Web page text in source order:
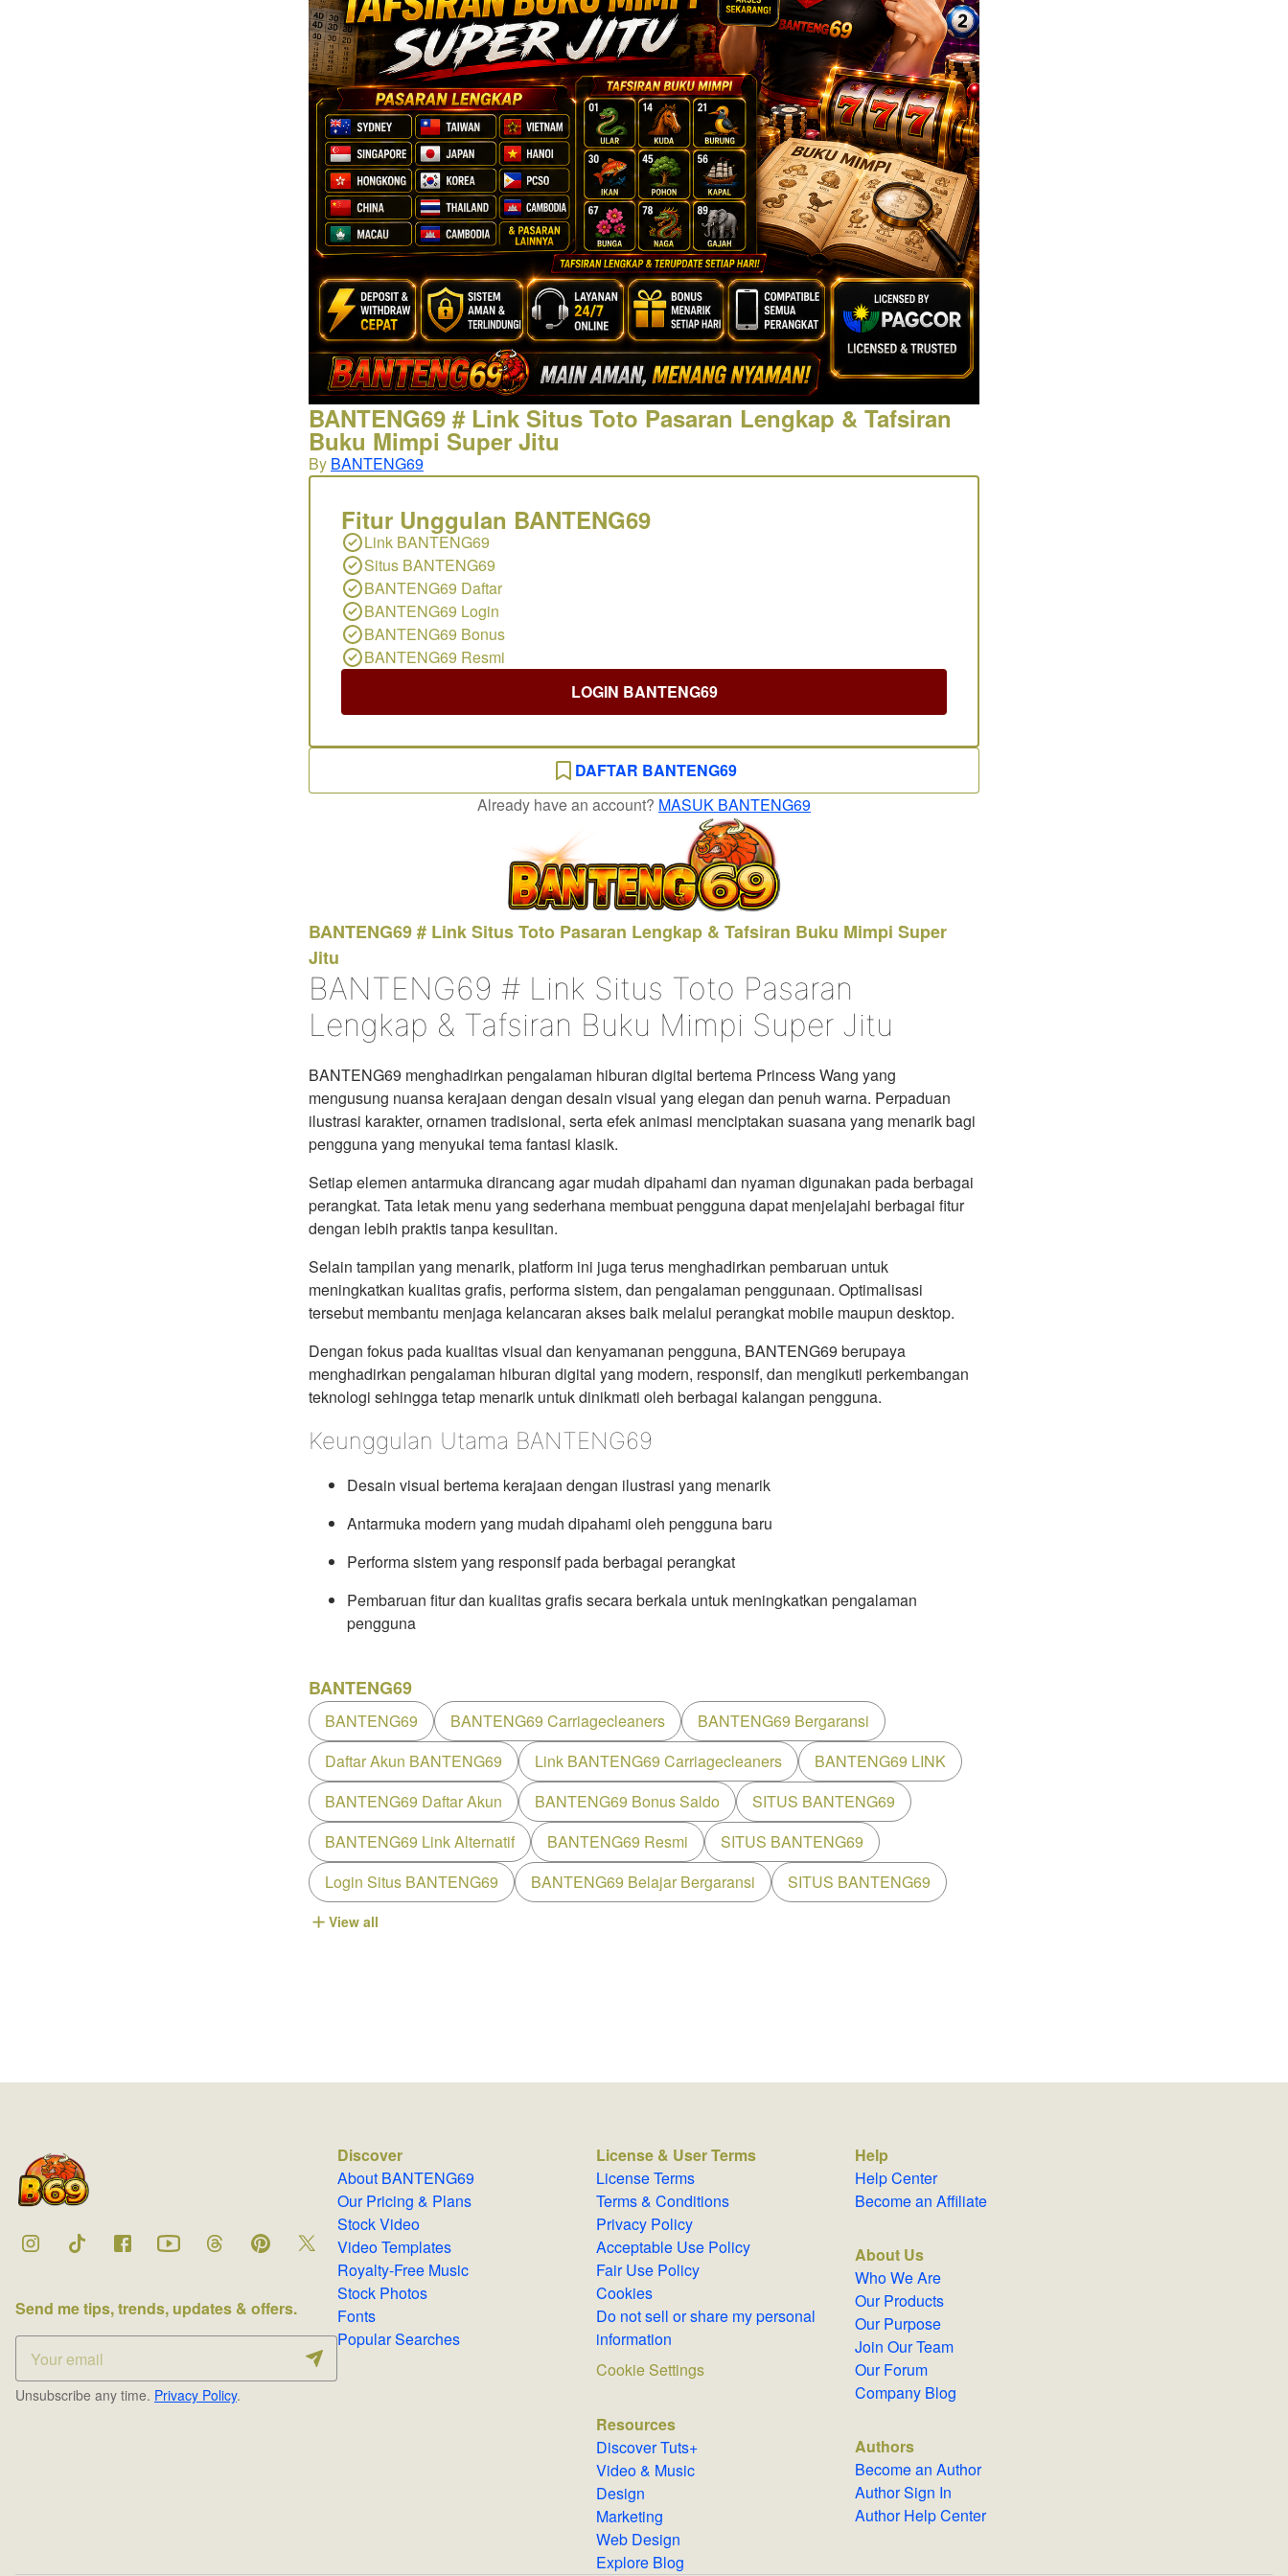
BANTENG69 # Link Situs Toto Pasaran Lengkap & Tafsiran
Buku Mimpi Super Jitu
By BANTENG69
Fitur Unggulan BANTENG69
Link BANTENG69
Situs BANTENG69
BANTENG69 Daftar
BANTENG69 Login
BANTENG69 Bonus
BANTENG69 Resmi
LOGIN BANTENG69
DAFTAR BANTENG69
Already have an account? MASUK BANTENG69
BANTENG69 # Link Situs Toto Pasaran Lengkap & Tafsiran Buku Mimpi Super
Jitu
BANTENG69 # Link Situs Toto Pasaran
Lengkap & Tafsiran Buku Mimpi Super Jitu
BANTENG69 menghadirkan pengalaman hiburan digital bertema Princess Wang yang
mengusung nuansa kerajaan dengan desain visual yang elegan dan penuh warna. Perpaduan
ilustrasi karakter, ornamen tradisional, serta efek animasi menciptakan suasana yang menarik bagi
pengguna yang menyukai tema fantasi klasik.
Setiap elemen antarmuka dirancang agar mudah dipahami dan nyaman digunakan pada berbagai
perangkat. Tata letak menu yang sederhana membuat pengguna dapat menjelajahi berbagai fitur
dengan lebih praktis tanpa kesulitan.
Selain tampilan yang menarik, platform ini juga terus menghadirkan pembaruan untuk
meningkatkan kualitas grafis, performa sistem, dan pengalaman penggunaan. Optimalisasi
tersebut membantu menjaga kelancaran akses baik melalui perangkat mobile maupun desktop.
Dengan fokus pada kualitas visual dan kenyamanan pengguna, BANTENG69 berupaya
menghadirkan pengalaman hiburan digital yang modern, responsif, dan mengikuti perkembangan
teknologi sehingga tetap menarik untuk dinikmati oleh berbagai kalangan pengguna.
Keunggulan Utama BANTENG69
Desain visual bertema kerajaan dengan ilustrasi yang menarik
Antarmuka modern yang mudah dipahami oleh pengguna baru
Performa sistem yang responsif pada berbagai perangkat
Pembaruan fitur dan kualitas grafis secara berkala untuk meningkatkan pengalaman
pengguna
BANTENG69
BANTENG69 BANTENG69 Carriagecleaners
BANTENG69 Bergaransi
Daftar Akun BANTENG69
Link BANTENG69 Carriagecleaners
BANTENG69 LINK
BANTENG69 Daftar Akun
BANTENG69 Bonus Saldo
SITUS BANTENG69
BANTENG69 Link Alternatif
BANTENG69 Resmi
SITUS BANTENG69
Login Situs BANTENG69
BANTENG69 Belajar Bergaransi SITUS BANTENG69
View all
Send me tips, trends, updates & offers.
Unsubscribe any time. Privacy Policy.
Discover
About BANTENG69
Our Pricing & Plans
Stock Video
Video Templates
Royalty-Free Music
Stock Photos
Fonts
Popular Searches
License & User Terms
License Terms
Terms & Conditions
Privacy Policy
Acceptable Use Policy
Fair Use Policy
Cookies
Do not sell or share my personal
information
Cookie Settings
Resources
Discover Tuts+
Video & Music
Design
Marketing
Web Design
Explore Blog
Help
Help Center
Become an Affiliate
About Us
Who We Are
Our Products
Our Purpose
Join Our Team
Our Forum
Company Blog
Authors
Become an Author
Author Sign In
Author Help Center